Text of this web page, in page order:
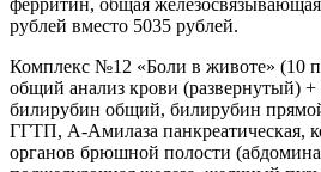
рублей вместо 5035 рублей.
Комплекс №12 «Боли в животе» (10
общий анализ крови
билирубин общий, билирубин
ГГТП, А-Амилаза панкреатическая,
органов брюшной полости